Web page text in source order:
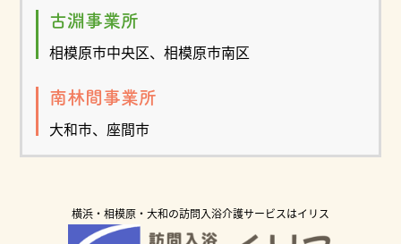
古淵事業所
相模原市中央区、相模原市南区
南林間事業所
大和市、座間市
横浜・相模原・大和の訪問入浴介護サービスはイリス